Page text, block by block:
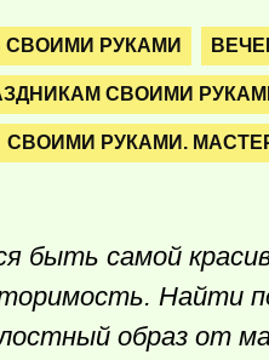
РУКАМИ
СВОИМИ
СВОИМИ РУКАМИ.
быть самой
Найти
образ от